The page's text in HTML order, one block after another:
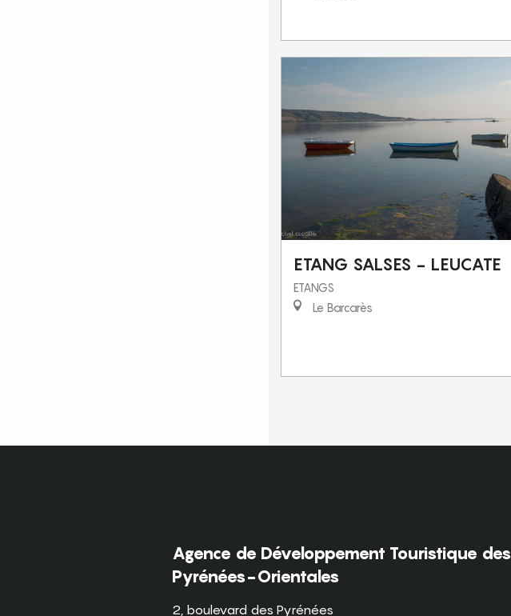
ETANG SALSES - LEUCATE
ETANGS
Le Barcarès
Agence de Développement Touristique des
Pyrénées-Orientales
2, boulevard des Pyrénées